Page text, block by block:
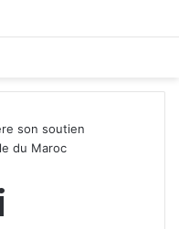
son soutien
du Maroc